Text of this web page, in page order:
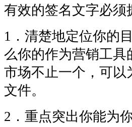
有效的签名文字必须
1．清楚地定位你的
么你的作为营销工
市场不止一个，可
文件。
2．重点突出你能为